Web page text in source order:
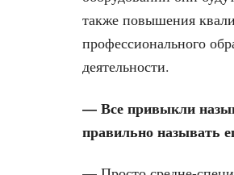
также повышения
профессионального
деятельности.
— Все привыкли
правильно называть